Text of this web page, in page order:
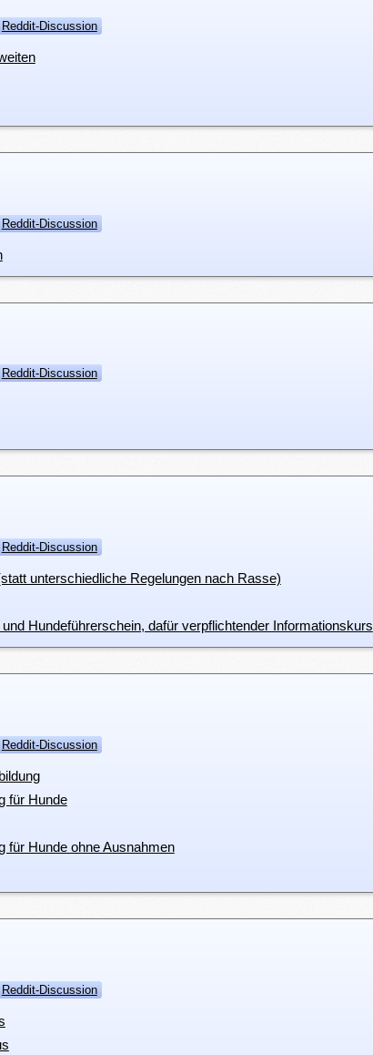
Reddit-Discussion
Reddit-Discussion
Reddit-Discussion
Reddit-Discussion
unterschiedliche Regelungen nach Rasse)
Hundeführerschein, dafür verpflichtender Informationskurs
Reddit-Discussion
für Hunde
für Hunde ohne Ausnahmen
Reddit-Discussion